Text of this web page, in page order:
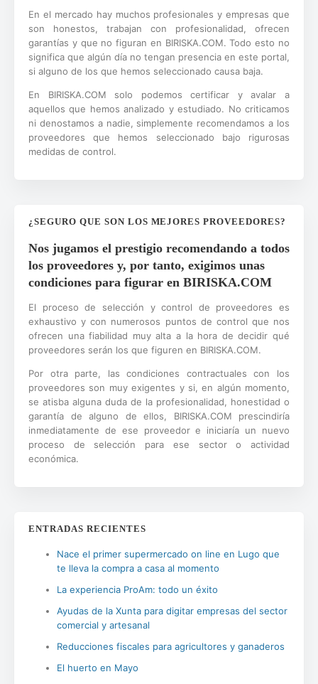
En el mercado hay muchos profesionales y empresas que
son honestos, trabajan con profesionalidad, ofrecen
garantías y que no figuran en BIRISKA.COM. Todo esto no
significa que algún día no tengan presencia en este portal,
si alguno de los que hemos seleccionado causa baja.
En BIRISKA.COM solo podemos certificar y avalar a
aquellos que hemos analizado y estudiado. No criticamos
ni denostamos a nadie, simplemente recomendamos a los
proveedores que hemos seleccionado bajo rigurosas
medidas de control.
¿SEGURO QUE SON LOS MEJORES PROVEEDORES?
Nos jugamos el prestigio recomendando a todos
los proveedores y, por tanto, exigimos unas
condiciones para figurar en BIRISKA.COM
El proceso de selección y control de proveedores es
exhaustivo y con numerosos puntos de control que nos
ofrecen una fiabilidad muy alta a la hora de decidir qué
proveedores serán los que figuren en BIRISKA.COM.
Por otra parte, las condiciones contractuales con los
proveedores son muy exigentes y si, en algún momento,
se atisba alguna duda de la profesionalidad, honestidad o
garantía de alguno de ellos, BIRISKA.COM prescindiría
inmediatamente de ese proveedor e iniciaría un nuevo
proceso de selección para ese sector o actividad
económica.
ENTRADAS RECIENTES
Nace el primer supermercado on line en Lugo que
te lleva la compra a casa al momento
La experiencia ProAm: todo un éxito
Ayudas de la Xunta para digitar empresas del sector
comercial y artesanal
Reducciones fiscales para agricultores y ganaderos
El huerto en Mayo